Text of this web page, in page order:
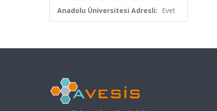
Anadolu Üniversitesi Adresli: Evet